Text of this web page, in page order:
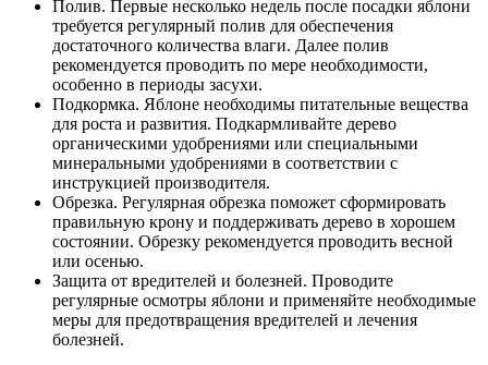
Полив. Первые несколько недель после посадки яблони
требуется регулярный полив для обеспечения
достаточного количества влаги. Далее полив
рекомендуется проводить по мере необходимости,
особенно в периоды засухи.
Подкормка. Яблоне необходимы питательные вещества
для роста и развития. Подкармливайте дерево
органическими удобрениями или специальными
минеральными удобрениями в соответствии с
инструкцией производителя.
Обрезка. Регулярная обрезка поможет сформировать
правильную крону и поддерживать дерево в хорошем
состоянии. Обрезку рекомендуется проводить весной
или осенью.
Защита от вредителей и болезней. Проводите
регулярные осмотры яблони и применяйте необходимые
меры для предотвращения вредителей и лечения
болезней.